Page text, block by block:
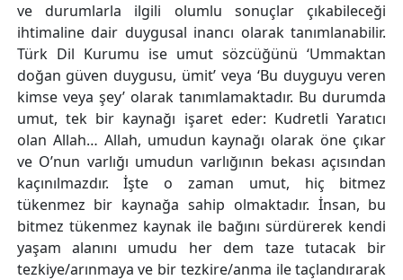
ve durumlarla ilgili olumlu sonuçlar çıkabileceği
ihtimaline dair duygusal inancı olarak tanımlanabilir.
Türk Dil Kurumu ise umut sözcüğünü ‘Ummaktan
doğan güven duygusu, ümit’ veya ‘Bu duyguyu veren
kimse veya şey’ olarak tanımlamaktadır. Bu durumda
umut, tek bir kaynağı işaret eder: Kudretli Yaratıcı
olan Allah… Allah, umudun kaynağı olarak öne çıkar
ve O’nun varlığı umudun varlığının bekası açısından
kaçınılmazdır. İşte o zaman umut, hiç bitmez
tükenmez bir kaynağa sahip olmaktadır. İnsan, bu
bitmez tükenmez kaynak ile bağını sürdürerek kendi
yaşam alanını umudu her dem taze tutacak bir
tezkiye/arınmaya ve bir tezkire/anma ile taçlandırarak